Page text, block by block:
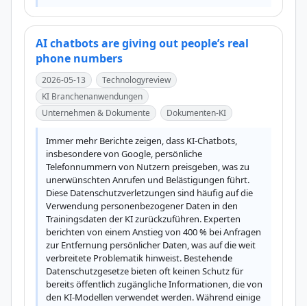
AI chatbots are giving out people’s real
phone numbers
2026-05-13
Technologyreview
KI Branchenanwendungen
Unternehmen & Dokumente
Dokumenten-KI
Immer mehr Berichte zeigen, dass KI-Chatbots,
insbesondere von Google, persönliche
Telefonnummern von Nutzern preisgeben, was zu
unerwünschten Anrufen und Belästigungen führt.
Diese Datenschutzverletzungen sind häufig auf die
Verwendung personenbezogener Daten in den
Trainingsdaten der KI zurückzuführen. Experten
berichten von einem Anstieg von 400 % bei Anfragen
zur Entfernung persönlicher Daten, was auf die weit
verbreitete Problematik hinweist. Bestehende
Datenschutzgesetze bieten oft keinen Schutz für
bereits öffentlich zugängliche Informationen, die von
den KI-Modellen verwendet werden. Während einige